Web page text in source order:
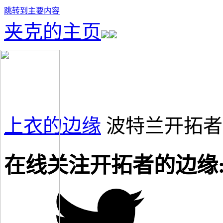
跳转到主要内容
夹克的主页
上衣的边缘 波特兰开拓
在线关注开拓者的边